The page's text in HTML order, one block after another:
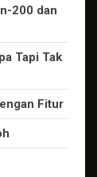
200 dan
Tapi Tak
Fitur